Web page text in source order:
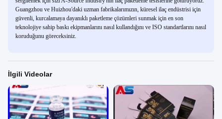
Guangzhou ve Huizhou'daki uzman fabrikalarımızın, küresel ilaç endüstrisi için
güvenli, kurcalamaya dayanıklı paketleme çözümleri sunmak için en son
teknolojiye sahip baskı ekipmanlarını nasıl kullandığını ve ISO standartlarını nasıl
koruduğunu göreceksiniz.
İlgili Videolar